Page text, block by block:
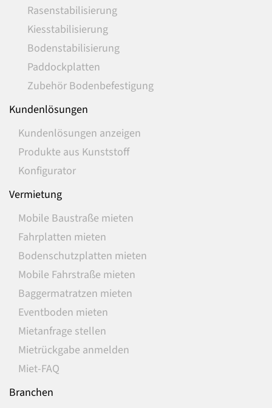
Rasenstabilisierung
Kiesstabilisierung
Bodenstabilisierung
Paddockplatten
Zubehör Bodenbefestigung
Kundenlösungen
Kundenlösungen anzeigen
Produkte aus Kunststoff
Konfigurator
Vermietung
Mobile Baustraße mieten
Fahrplatten mieten
Bodenschutzplatten mieten
Mobile Fahrstraße mieten
Baggermatratzen mieten
Eventboden mieten
Mietanfrage stellen
Mietrückgabe anmelden
Miet-FAQ
Branchen